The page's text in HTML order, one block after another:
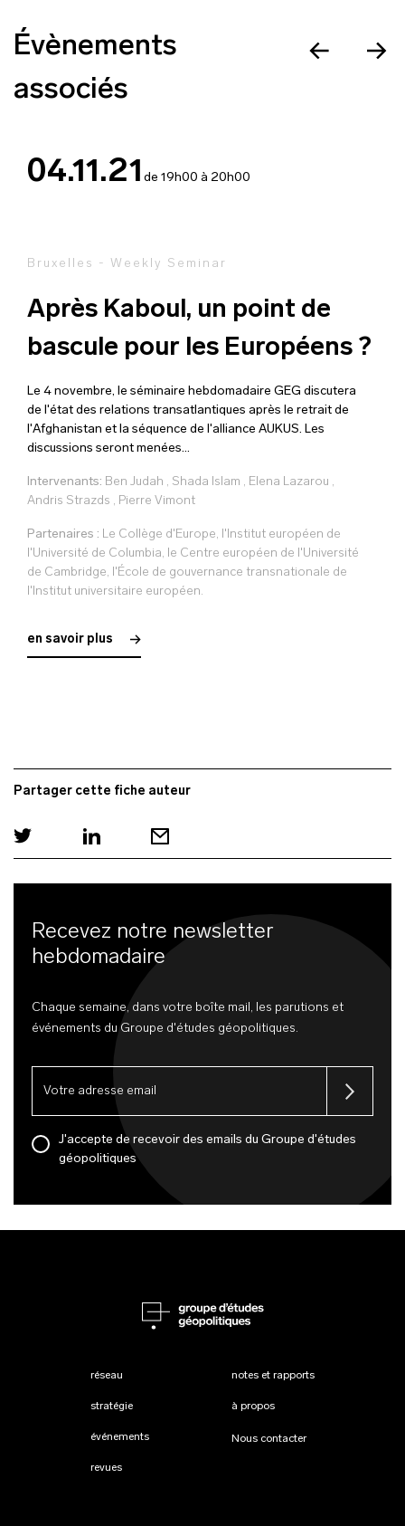
Évènements
associés
04.11.21 de 19h00 à 20h00
Bruxelles - Weekly Seminar
Après Kaboul, un point de
bascule pour les Européens ?
Le 4 novembre, le séminaire hebdomadaire GEG discutera
de l'état des relations transatlantiques après le retrait de
l'Afghanistan et la séquence de l'alliance AUKUS. Les
discussions seront menées...
Intervenants: Ben Judah , Shada Islam , Elena Lazarou ,
Andris Strazds , Pierre Vimont
Partenaires : Le Collège d'Europe, l'Institut européen de
l'Université de Columbia, le Centre européen de l'Université
de Cambridge, l'École de gouvernance transnationale de
l'Institut universitaire européen.
en savoir plus
Partager cette fiche auteur
Recevez notre newsletter
hebdomadaire
Chaque semaine, dans votre boîte mail, les parutions et
événements du Groupe d'études géopolitiques.
J'accepte de recevoir des emails du Groupe d'études
géopolitiques
réseau
stratégie
événements
revues
notes et rapports
à propos
Nous contacter